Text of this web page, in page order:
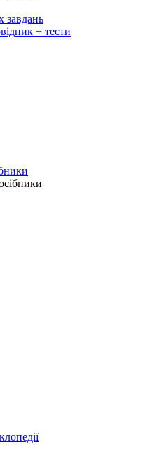
завдань
+ тести